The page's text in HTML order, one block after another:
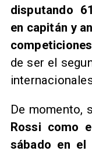
disputando
en capitán y
competiciones
de ser el
De momento,
Rossi como
sábado en el